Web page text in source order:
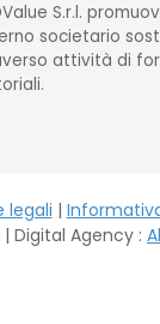
S.r.l.
societario
attività di
legali |
| Digital Agency :